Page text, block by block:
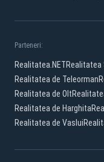
Parteneri:
Realitatea.NETRealitatea
Realitatea de Teleorman
Realitatea de Olt
Realitatea de Harghita
Realitatea de Vaslui